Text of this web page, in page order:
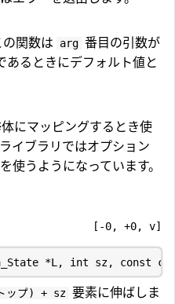
関数は arg 番目の引数が
あるときにデフォルト値と
にマッピングするとき使
イブラリではオプション
使うようになっています。
[-0, +0, v]
ップ) + sz 要素に伸ばしま